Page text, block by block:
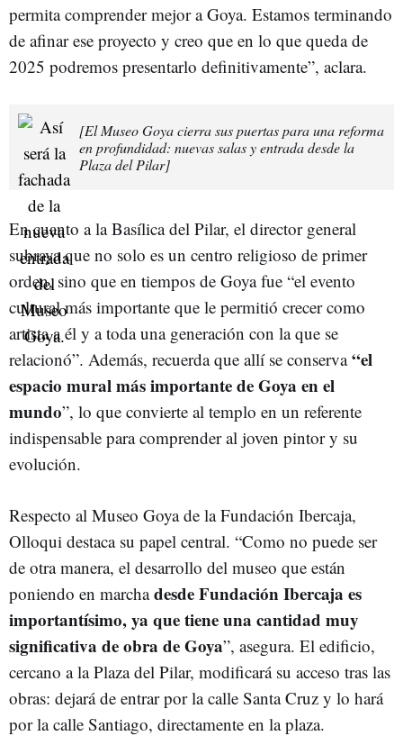
permita comprender mejor a Goya. Estamos terminando
de afinar ese proyecto y creo que en lo que queda de
2025 podremos presentarlo definitivamente”, aclara.
[El Museo Goya cierra sus puertas para una reforma
en profundidad: nuevas salas y entrada desde la
Plaza del Pilar]
En cuanto a la Basílica del Pilar, el director general
subraya que no solo es un centro religioso de primer
orden, sino que en tiempos de Goya fue “el evento
cultural más importante que le permitió crecer como
artista a él y a toda una generación con la que se
relacionó”. Además, recuerda que allí se conserva“el
espacio mural más importante de Goya en el
mundo”, lo que convierte al templo en un referente
indispensable para comprender al joven pintor y su
evolución.
Respecto al Museo Goya de la Fundación Ibercaja,
Olloqui destaca su papel central. “Como no puede ser
de otra manera, el desarrollo del museo que están
poniendo en marchadesde Fundación Ibercaja es
importantísimo, ya que tiene una cantidad muy
significativa de obra de Goya”, asegura. El edificio,
cercano a la Plaza del Pilar, modificará su acceso tras las
obras: dejará de entrar por la calle Santa Cruz y lo hará
por la calle Santiago, directamente en la plaza.